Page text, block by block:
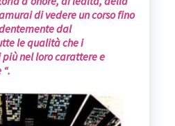
di vedere un corso fino
dal
le qualità che i
nel loro carattere e